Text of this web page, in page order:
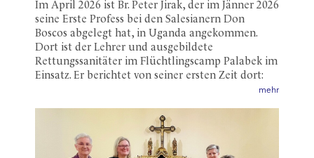
Im April 2026 ist Br. Peter Jirak, der im Jänner 2026
seine Erste Profess bei den Salesianern Don
Boscos abgelegt hat, in Uganda angekommen.
Dort ist der Lehrer und ausgebildete
Rettungssanitäter im Flüchtlingscamp Palabek im
Einsatz. Er berichtet von seiner ersten Zeit dort:
mehr